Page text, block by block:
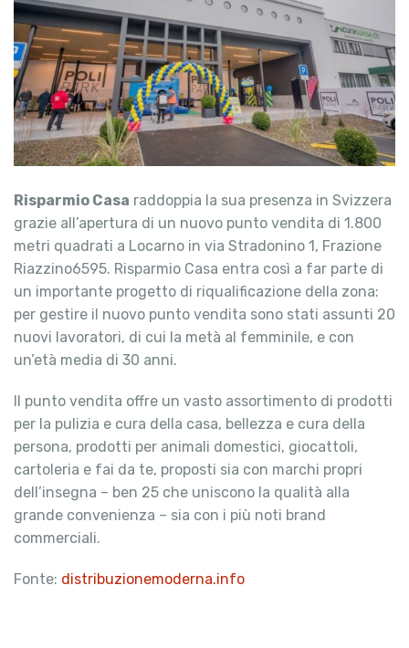
Risparmio Casa raddoppia la sua presenza in Svizzera
grazie all’apertura di un nuovo punto vendita di 1.800
metri quadrati a Locarno in via Stradonino 1, Frazione
Riazzino6595. Risparmio Casa entra così a far parte di
un importante progetto di riqualificazione della zona:
per gestire il nuovo punto vendita sono stati assunti 20
nuovi lavoratori, di cui la metà al femminile, e con
un’età media di 30 anni.
Il punto vendita offre un vasto assortimento di prodotti
per la pulizia e cura della casa, bellezza e cura della
persona, prodotti per animali domestici, giocattoli,
cartoleria e fai da te, proposti sia con marchi propri
dell’insegna – ben 25 che uniscono la qualità alla
grande convenienza – sia con i più noti brand
commerciali.
Fonte: distribuzionemoderna.info